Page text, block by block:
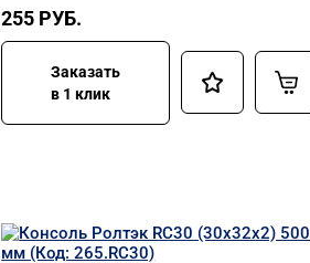
255 РУБ.
Заказать
в 1 клик